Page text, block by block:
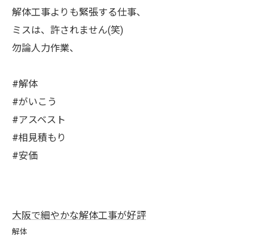
解体工事よりも緊張する仕事、
ミスは、許されません(笑)
勿論人力作業、
#解体
#がいこう
#アスベスト
#相見積もり
#安価
大阪で細やかな解体工事が好評
解体